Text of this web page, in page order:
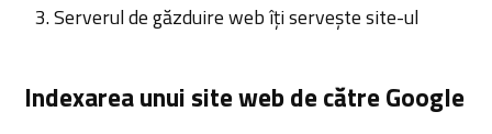
Serverul de găzduire web îți servește site-ul
Indexarea unui site web de către Google